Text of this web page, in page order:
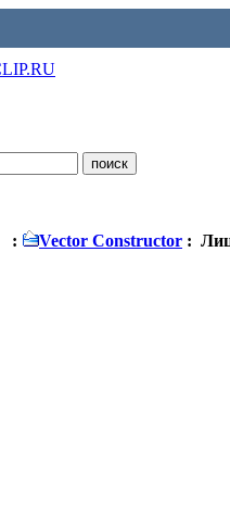
: Vector Constructor :